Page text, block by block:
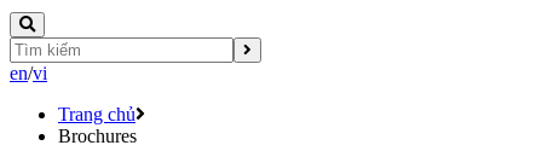
en/vi
Trang chủ
Brochures